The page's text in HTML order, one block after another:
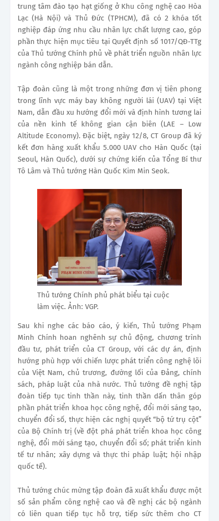
trung tâm đào tạo hạt giống ở Khu công nghệ cao Hòa
Lạc (Hà Nội) và Thủ Đức (TPHCM), đã có 2 khóa tốt
nghiệp đáp ứng nhu cầu nhân lực chất lượng cao, góp
phần thực hiện mục tiêu tại Quyết định số 1017/QĐ-TTg
của Thủ tướng Chính phủ về phát triển nguồn nhân lực
ngành công nghiệp bán dẫn.
Tập đoàn cũng là một trong những đơn vị tiên phong
trong lĩnh vực máy bay không người lái (UAV) tại Việt
Nam, dẫn đầu xu hướng đổi mới và định hình tương lai
của nền kinh tế không gian cận biên (LAE – Low
Altitude Economy). Đặc biệt, ngày 12/8, CT Group đã ký
kết đơn hàng xuất khẩu 5.000 UAV cho Hàn Quốc (tại
Seoul, Hàn Quốc), dưới sự chứng kiến của Tổng Bí thư
Tô Lâm và Thủ tướng Hàn Quốc Kim Min Seok.
Thủ tướng Chính phủ phát biểu tại cuộc
làm việc. Ảnh: VGP.
Sau khi nghe các báo cáo, ý kiến, Thủ tướng Phạm
Minh Chính hoan nghênh sự chủ động, chương trình
đầu tư, phát triển của CT Group, với các dự án, định
hướng phù hợp với chiến lược phát triển công nghệ lõi
của Việt Nam, chủ trương, đường lối của Đảng, chính
sách, pháp luật của nhà nước. Thủ tướng đề nghị tập
đoàn tiếp tục tinh thần này, tinh thần dấn thân góp
phần phát triển khoa học công nghệ, đổi mới sáng tạo,
chuyển đổi số, thực hiện các nghị quyết “bộ tứ trụ cột”
của Bộ Chính trị (về đột phá phát triển khoa học công
nghệ, đổi mới sáng tạo, chuyển đổi số; phát triển kinh
tế tư nhân; xây dựng và thực thi pháp luật; hội nhập
quốc tế).
Thủ tướng chúc mừng tập đoàn đã xuất khẩu được một
số sản phẩm công nghệ cao và đề nghị các bộ ngành
có liên quan tiếp tục hỗ trợ, tiếp sức thêm cho CT